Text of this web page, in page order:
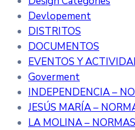
Devlopement
DISTRITOS
DOCUMENTOS
EVENTOS Y
Goverment
INDEPENDENCIA –
JESÚS MARÍA –
LA MOLINA –